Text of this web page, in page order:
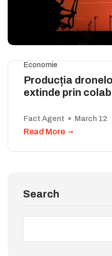
Economie
Producția
extinde prin
Fact Agent March 12
Read More
Search